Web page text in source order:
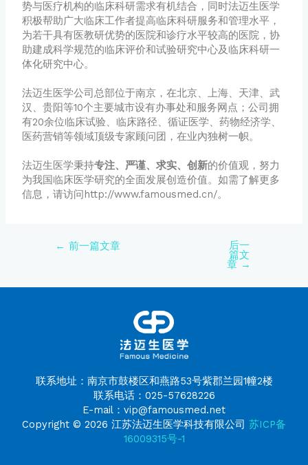
势与医疗机构的临床科研需求有机结合，同时法迈生医学
积极帮助广大临床工作者提高临床科研服务和管理水平，
为若干具有医教研优势的医院和诊疗水平较高的医院，协
助建成科学规范的临床评价和试验研究中心及临床科研一
体化研究中心。
法迈生医学公司总部位于南京，在北京、上海、天津、武
汉、贵阳等10个主要城市设有办事处和服务网点；公司拥
有20余位临床试验、临床路径、循证医学、药物经济学、
医药营销等领域顶级专家顾问团，在业內独树一帜。
法迈生医学秉持专注、严谨、求实、创新的价值观，努力
为我国临床医学研究的全面发展创造价值。如需了解更多
信息，请访问http://www.famousmed.cn/。
← 前一篇文章 后一
篇文
章 →
联系地址：南京市鼓楼区和燕路53号紫郡兰园1幢2楼
联系电话：025-57628226
E-mail：vip@famousmed.net
Copyright © 2026 江苏法迈生医学科技有限公司 苏ICP备
16009315号-1